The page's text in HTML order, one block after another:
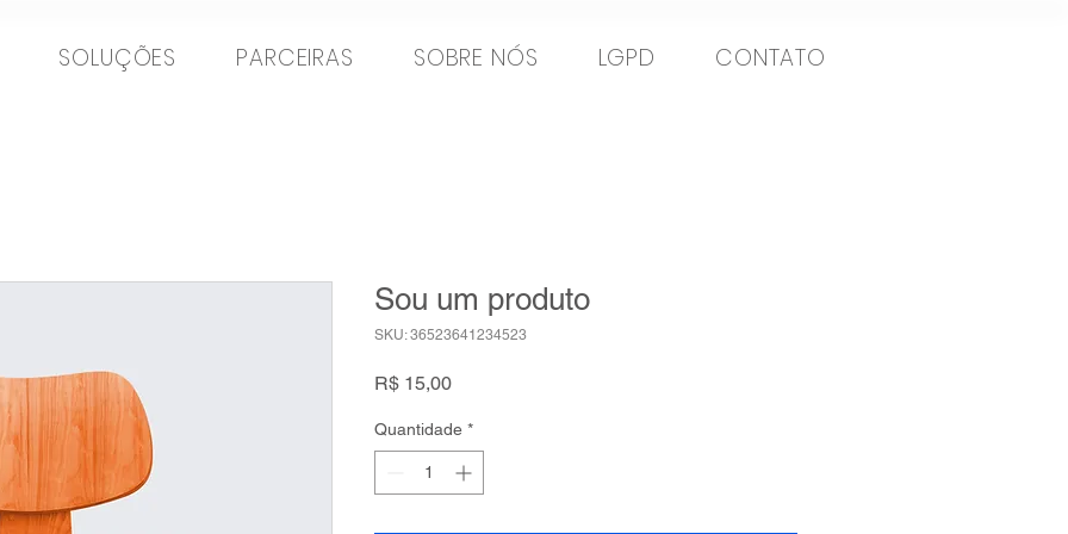
SOLUÇÕES PARCEIRAS SOBRE NÓS LGPD CONTATO
Sou um produto
SKU: 36523641234523
R$ 15,00Preço
Quantidade *